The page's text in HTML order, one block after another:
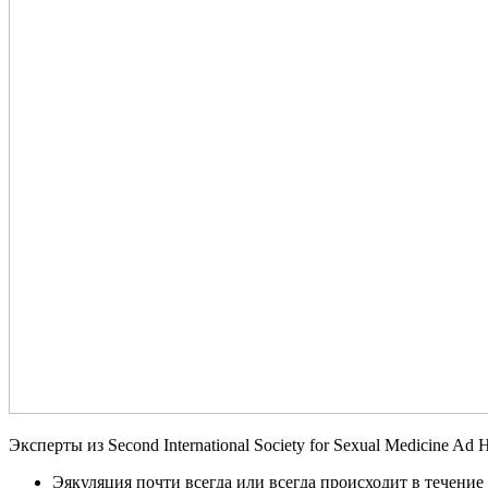
Эксперты из Second International Society for Sexual Medicine Ad
Эякуляция почти всегда или всегда происходит в